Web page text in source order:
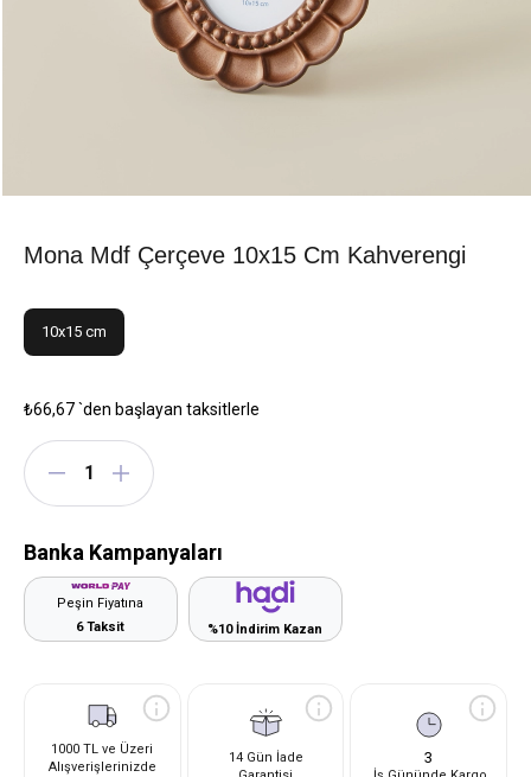
Mona Mdf Çerçeve 10x15 Cm Kahverengi
10x15 cm
₺66,67`den başlayan taksitlerle
Banka Kampanyaları
Peşin Fiyatına
6 Taksit
%10 İndirim Kazan
1000 TL ve Üzeri
Alışverişlerinizde
14 Gün İade
3